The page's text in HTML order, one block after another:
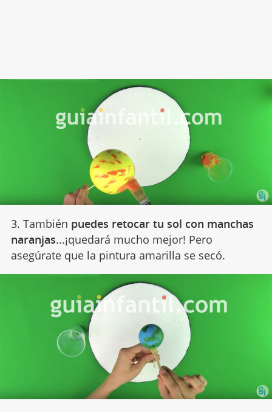
3. También puedes retocar tu sol con manchas
naranjas...¡quedará mucho mejor! Pero
asegúrate que la pintura amarilla se secó.